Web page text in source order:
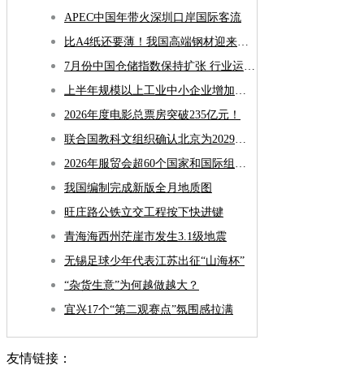
APEC中国年带火深圳口岸国际客流
比A4纸还要薄！我国高端钢材迎来密集突破
7月份中国仓储指数保持扩张 行业运行韧性较强
上半年规模以上工业中小企业增加值同比增长5.8%
2026年度电影总票房突破235亿元！
联合国教科文组织确认北京为2029年“世界建筑之都”
2026年服贸会超60个国家和国际组织确认参展参会
我国编制完成新版全月地质图
旺庄路公铁立交工程按下快进键
青海海西州茫崖市发生3.1级地震
无锡足球少年代表江苏出征“山海杯”
“杂货生意”为何越做越大？
宜兴17个“第二观赛点”氛围感拉满
友情链接：